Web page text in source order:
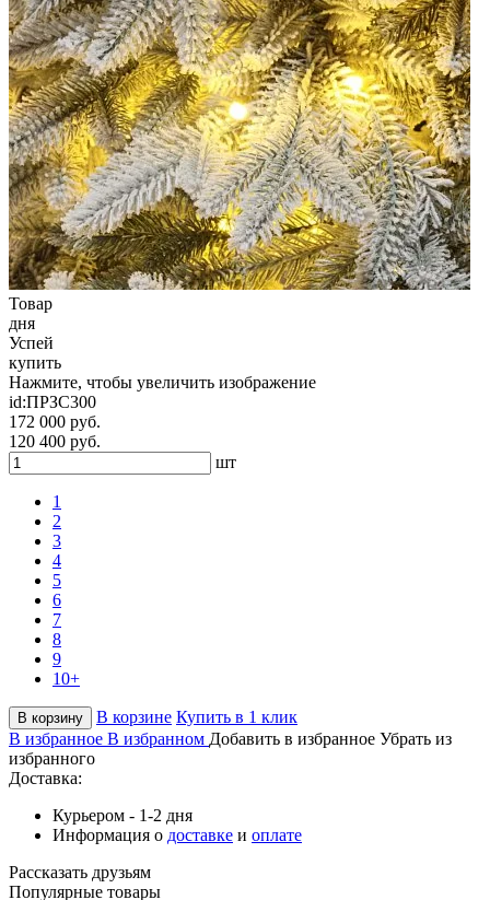
Товар
дня
Успей
купить
Нажмите, чтобы увеличить изображение
id:ПРЗС300
172 000 руб.
120 400 руб.
шт
1
2
3
4
5
6
7
8
9
10+
В корзину В корзине Купить в 1 клик
В избранное В избранном Добавить в избранное Убрать из
избранного
Доставка:
Курьером - 1-2 дня
Информация о доставке и оплате
Рассказать друзьям
Популярные товары